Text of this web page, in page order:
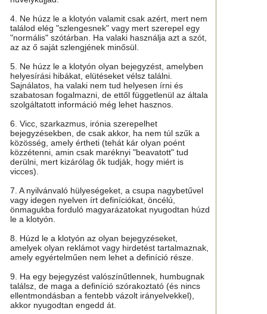
4. Ne húzz le a klotyón valamit csak azért, mert nem
találod elég "szlengesnek" vagy mert szerepel egy
"normális" szótárban. Ha valaki használja azt a szót,
az az ő saját szlengjének minősül.
5. Ne húzz le a klotyón olyan bejegyzést, amelyben
helyesírási hibákat, elütéseket vélsz találni.
Sajnálatos, ha valaki nem tud helyesen írni és
szabatosan fogalmazni, de ettől függetlenül az általa
szolgáltatott információ még lehet hasznos.
6. Vicc, szarkazmus, irónia szerepelhet
bejegyzésekben, de csak akkor, ha nem túl szűk a
közösség, amely értheti (tehát kár olyan poént
közzétenni, amin csak maréknyi "beavatott" tud
derülni, mert kizárólag ők tudják, hogy miért is
vicces).
7. A nyilvánvaló hülyeségeket, a csupa nagybetűvel
vagy idegen nyelven írt definíciókat, öncélú,
önmagukba forduló magyarázatokat nyugodtan húzd
le a klotyón.
8. Húzd le a klotyón az olyan bejegyzéseket,
amelyek olyan reklámot vagy hirdetést tartalmaznak,
amely egyértelműen nem lehet a definíció része.
9. Ha egy bejegyzést valószínűtlennek, humbugnak
találsz, de maga a definíció szórakoztató (és nincs
ellentmondásban a fentebb vázolt irányelvekkel),
akkor nyugodtan engedd át.